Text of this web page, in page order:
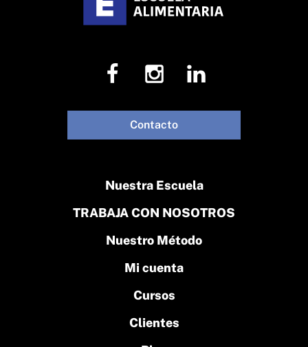
Nuestra Escuela
TRABAJA CON NOSOTROS
Nuestro Método
Mi cuenta
Cursos
Clientes
Contacto